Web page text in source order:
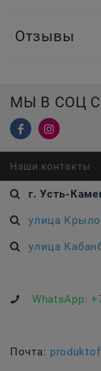
Отзывы
МЫ В СОЦ
Наши контакты
г. Усть-
улица
улица
WhatsApp:
Почта: